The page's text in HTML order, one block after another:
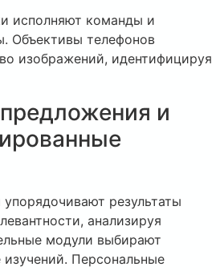
исполняют команды и
Объективы телефонов
изображений, идентифицируя
и
результаты
анализируя
модули выбирают
Персональные